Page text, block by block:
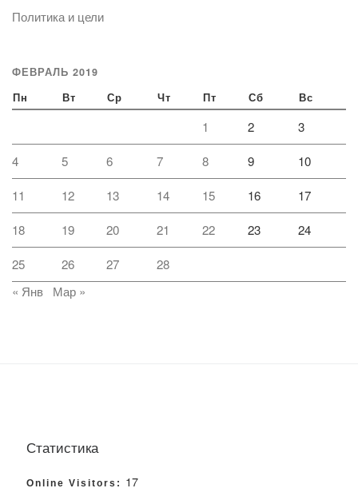
Политика и цели
ФЕВРАЛЬ 2019
Пн Вт Ср Чт Пт Сб Вс
1 2 3
4 5 6 7 8 9 10
11 12 13 14 15 16 17
18 19 20 21 22 23 24
25 26 27
28
« Янв
Мар »
Статистика
Online Visitors: 17